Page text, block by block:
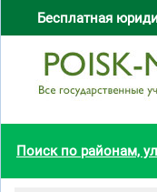
Бесплатная
Поиск по районам,